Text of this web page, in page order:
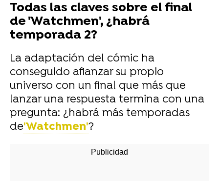
Todas las claves sobre el final
de 'Watchmen', ¿habrá
temporada 2?
La adaptación del cómic ha
conseguido afianzar su propio
universo con un final que más que
lanzar una respuesta termina con una
pregunta: ¿habrá más temporadas
de'Watchmen'?